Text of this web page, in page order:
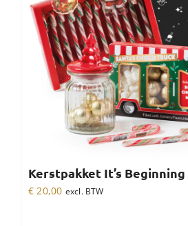
Kerstpakket It’s
€ 20,00 excl. BTW